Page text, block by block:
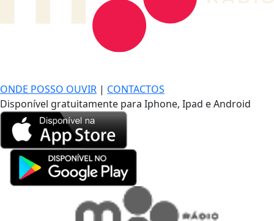
ONDE POSSO OUVIR | CONTACTOS
Disponível gratuitamente para Iphone, Ipad e Android